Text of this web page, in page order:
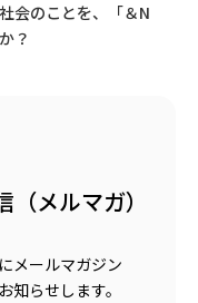
会のことを、「＆N
？
メルマガ）
メールマガジン
知らせします。